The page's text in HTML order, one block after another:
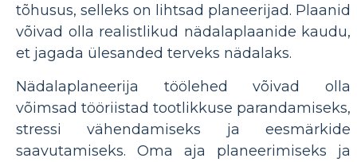
tõhusus, selleks on lihtsad planeerijad. Plaanid
võivad olla realistlikud nädalaplaanide kaudu,
et jagada ülesanded terveks nädalaks.
Nädalaplaneerija töölehed võivad olla
võimsad tööriistad tootlikkuse parandamiseks,
stressi vähendamiseks ja eesmärkide
saavutamiseks. Oma aja planeerimiseks ja